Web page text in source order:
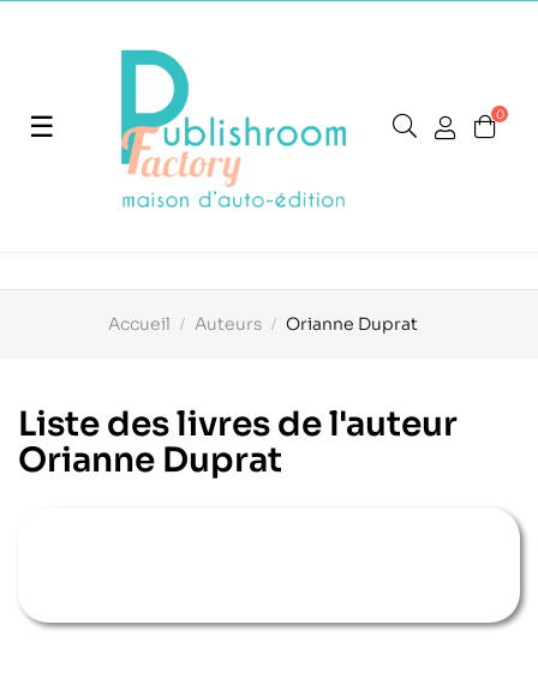
Basculer
navigation
☰ 0
Accueil Auteurs Orianne Duprat
Liste des livres de l'auteur
Orianne Duprat